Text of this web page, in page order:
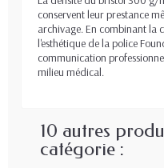
conservent leur prestance
archivage. En combinant
l'esthétique de la police
communication
milieu médical.
10 autres
catégorie :